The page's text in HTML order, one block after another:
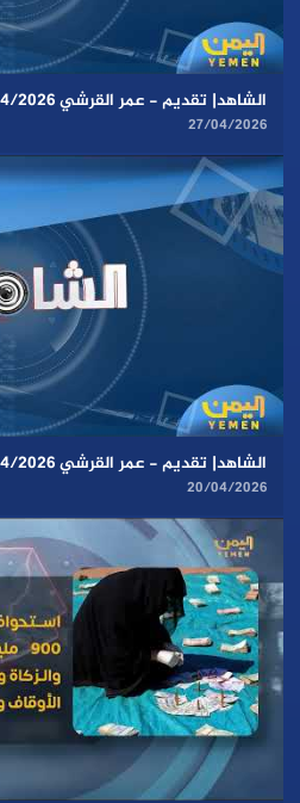
الشاهد| تقديم - عمر القرشي 27/04/2026
27/04/2026
الشاهد| تقديم - عمر القرشي 20/04/2026
20/04/2026